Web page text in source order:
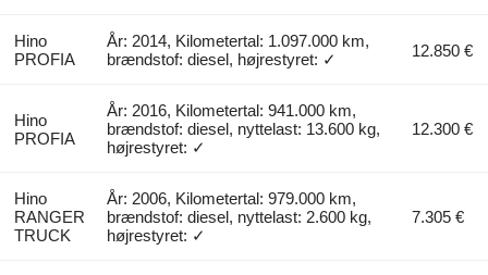
Hino
PROFIA
År: 2014, Kilometertal: 1.097.000 km,
brændstof: diesel, højrestyret: ✓
12.850 €
Hino
PROFIA
År: 2016, Kilometertal: 941.000 km,
brændstof: diesel, nyttelast: 13.600 kg,
højrestyret: ✓
12.300 €
Hino
RANGER
TRUCK
År: 2006, Kilometertal: 979.000 km,
brændstof: diesel, nyttelast: 2.600 kg,
højrestyret: ✓
7.305 €